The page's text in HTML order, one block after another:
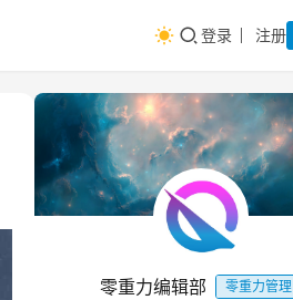
登录 注册
零重力编辑部 零重力管理